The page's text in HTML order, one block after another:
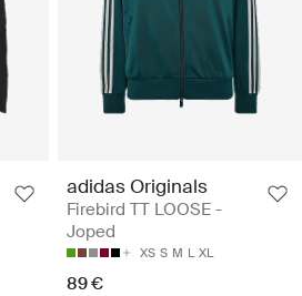
adidas Originals
Firebird TT LOOSE -
Joped
XS S M L XL
89 €